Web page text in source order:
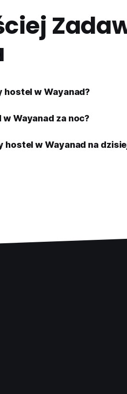
hostel w Wayanad?
Wayanad za noc?
hostel w Wayanad na